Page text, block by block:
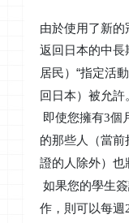
由於使用了新
返回日本的中
居民）“指定活
回日本）被允許
即使您擁有3個
的那些人（當前
證的人除外）也
如果您的學生
作，則可以每週